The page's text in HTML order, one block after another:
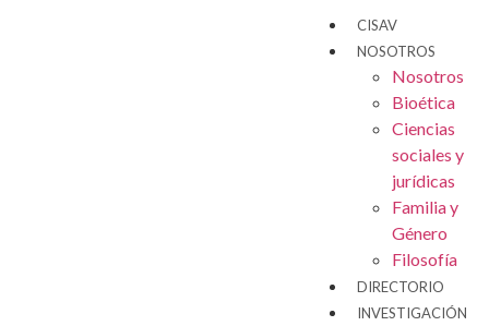
CISAV
NOSOTROS
Nosotros
Bioética
Ciencias
sociales y
jurídicas
Familia y
Género
Filosofía
DIRECTORIO
INVESTIGACIÓN